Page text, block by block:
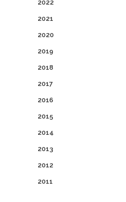
2022
2021
2020
2019
2018
2017
2016
2015
2014
2013
2012
2011